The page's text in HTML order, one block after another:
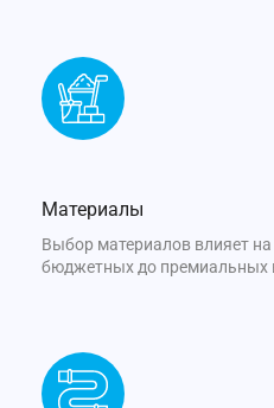
Материалы
Выбор материалов влияет
бюджетных до премиальных